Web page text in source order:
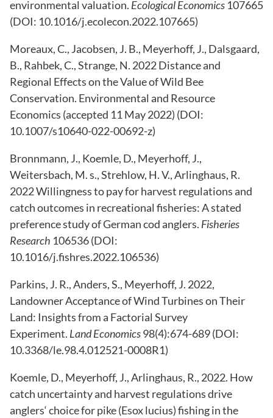
environmental valuation. Ecological Economics 107665
(DOI: 10.1016/j.ecolecon.2022.107665)
Moreaux, C., Jacobsen, J. B., Meyerhoff, J., Dalsgaard,
B., Rahbek, C., Strange, N. 2022 Distance and
Regional Effects on the Value of Wild Bee
Conservation. Environmental and Resource
Economics (accepted 11 May 2022) (DOI:
10.1007/s10640-022-00692-z)
Bronnmann, J., Koemle, D., Meyerhoff, J.,
Weitersbach, M. s., Strehlow, H. V., Arlinghaus, R.
2022 Willingness to pay for harvest regulations and
catch outcomes in recreational fisheries: A stated
preference study of German cod anglers. Fisheries
Research 106536 (DOI:
10.1016/j.fishres.2022.106536)
Parkins, J. R., Anders, S., Meyerhoff, J. 2022,
Landowner Acceptance of Wind Turbines on Their
Land: Insights from a Factorial Survey
Experiment. Land Economics98(4):674-689 (DOI:
10.3368/le.98.4.012521-0008R1)
Koemle, D., Meyerhoff, J., Arlinghaus, R., 2022. How
catch uncertainty and harvest regulations drive
anglers‘ choice for pike (Esox lucius) fishing in the